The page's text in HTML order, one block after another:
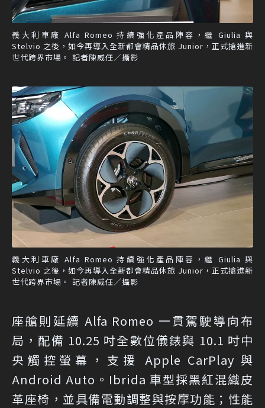
義大利車廠 Alfa Romeo 持續強化產品陣容，繼 Giulia 與
Stelvio 之後，如今再導入全新都會精品休旅 Junior，正式搶進新
世代跨界市場。 記者陳威任／攝影
義大利車廠 Alfa Romeo 持續強化產品陣容，繼 Giulia 與
Stelvio 之後，如今再導入全新都會精品休旅 Junior，正式搶進新
世代跨界市場。 記者陳威任／攝影
座艙則延續 Alfa Romeo 一貫駕駛導向布
局，配備 10.25 吋全數位儀錶與 10.1 吋中
央觸控螢幕，支援 Apple CarPlay 與
Android Auto。Ibrida 車型採黑紅混織皮
革座椅，並具備電動調整與按摩功能；性能